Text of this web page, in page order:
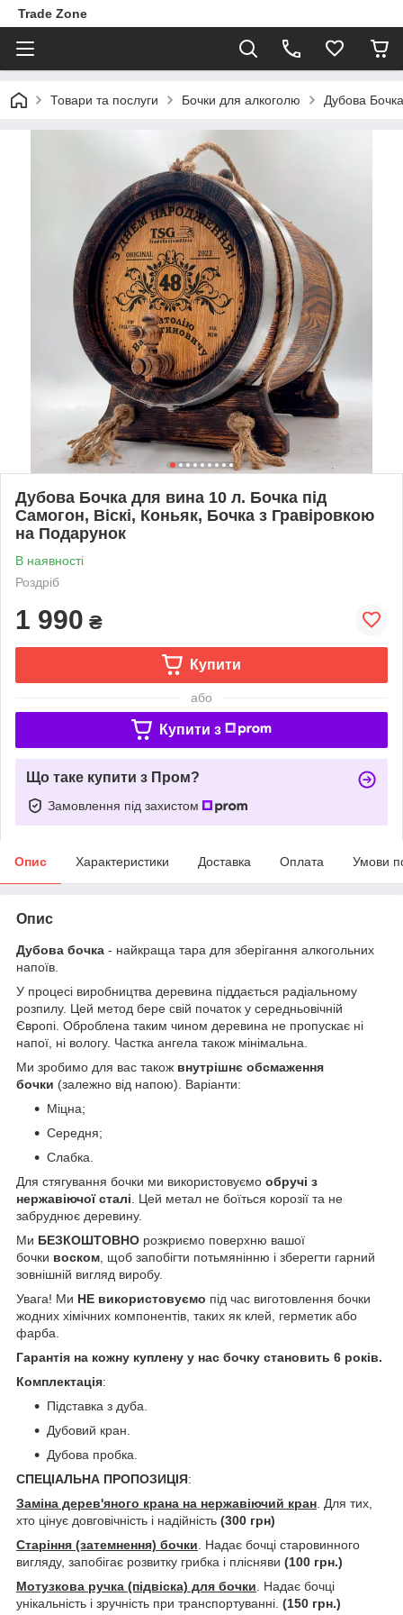
Trade Zone
Товари та послуги Бочки для алкоголю Дубова
Дубова Бочка для вина 10 л. Бочка під
Самогон, Віскі, Коньяк, Бочка з Гравіровкою
на Подарунок
В наявності
Роздріб
1 990 ₴
Купити
або
Купити з
Що таке купити з Пром?
Замовлення під захистом
Опис Характеристики Доставка Оплата Умови
Опис
Дубова бочка - найкраща тара для зберігання алкогольних
напоїв.
У процесі виробництва деревина піддається радіальному
розпилу. Цей метод бере свій початок у середньовічній
Європі. Оброблена таким чином деревина не пропускає ні
напої, ні вологу. Частка ангела також мінімальна.
Ми зробимо для вас також внутрішнє обсмаження
бочки (залежно від напою). Варіанти:
Міцна;
Середня;
Слабка.
Для стягування бочки ми використовуємо обручі з
нержавіючої сталі . Цей метал не боїться корозії та не
забруднює деревину.
Ми БЕЗКОШТОВНО розкриємо поверхню вашої
бочки воском , щоб запобігти потьмянінню і зберегти гарний
зовнішній вигляд виробу.
Увага! Ми НЕ використовуємо під час виготовлення бочки
жодних хімічних компонентів, таких як клей, герметик або
фарба.
Гарантія на кожну куплену у нас бочку становить 6 років.
Комплектація:
Підставка з дуба.
Дубовий кран.
Дубова пробка.
СПЕЦІАЛЬНА ПРОПОЗИЦІЯ:
Заміна дерев'яного крана на нержавіючий кран . Для тих,
хто цінує довговічність і надійність (300 грн)
Старіння (затемнення) бочки . Надає бочці старовинного
вигляду, запобігає розвитку грибка і плісняви (100 грн.)
Мотузкова ручка (підвіска) для бочки . Надає бочці
унікальність і зручність при транспортуванні. (150 грн.)